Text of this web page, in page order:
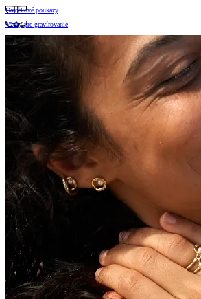
Darčekové poukazy
Vzory pre gravírovanie